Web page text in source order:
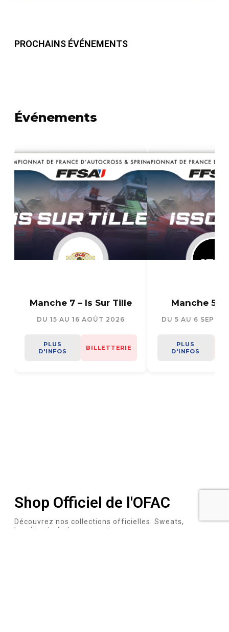
PROCHAINS ÉVÉNEMENTS
Événements
Manche 7 – Is Sur Tille
DU 15 AU 16 AOÛT 2026
PLUS
D'INFOS
BILLETTERIE
Manche 5 –
DU 5 AU 6
PLUS
D'INFOS
Shop Officiel de l'OFAC
Découvrez nos collections officielles. Sweats,
hoodies, t-shirts, accessoires…